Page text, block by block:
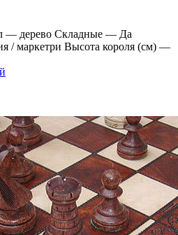
— дерево Складные — Да
/ маркетри Высота короля (см) —